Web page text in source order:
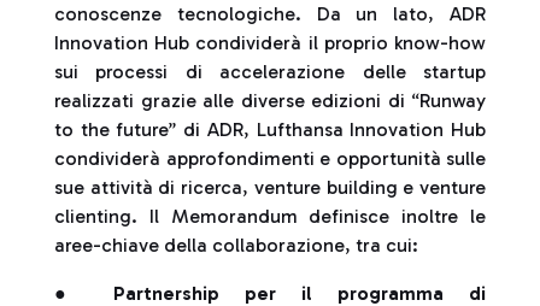
conoscenze tecnologiche. Da un lato, ADR
Innovation Hub condividerà il proprio know-how
sui processi di accelerazione delle startup
realizzati grazie alle diverse edizioni di “Runway
to the future” di ADR, Lufthansa Innovation Hub
condividerà approfondimenti e opportunità sulle
sue attività di ricerca, venture building e venture
clienting. Il Memorandum definisce inoltre le
aree-chiave della collaborazione, tra cui:
● Partnership per il programma di